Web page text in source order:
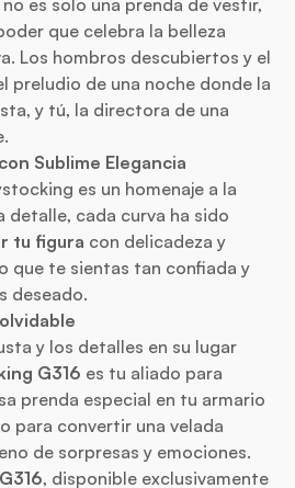
no es solo una prenda de vestir,
que celebra la belleza
Los hombros descubiertos y el
preludio de una noche donde la
y tú, la directora de una
Sublime Elegancia
es un homenaje a la
detalle, cada curva ha sido
tu figura con delicadeza y
que te sientas tan confiada y
deseado.
y los detalles en su lugar
G316 es tu aliado para
prenda especial en tu armario
para convertir una velada
de sorpresas y emociones.
, disponible exclusivamente